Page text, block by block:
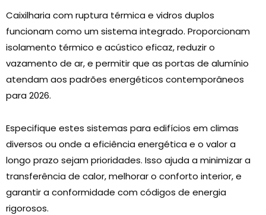
Caixilharia com ruptura térmica e vidros duplos
funcionam como um sistema integrado. Proporcionam
isolamento térmico e acústico eficaz, reduzir o
vazamento de ar, e permitir que as portas de alumínio
atendam aos padrões energéticos contemporâneos
para 2026.
Especifique estes sistemas para edifícios em climas
diversos ou onde a eficiência energética e o valor a
longo prazo sejam prioridades. Isso ajuda a minimizar a
transferência de calor, melhorar o conforto interior, e
garantir a conformidade com códigos de energia
rigorosos.